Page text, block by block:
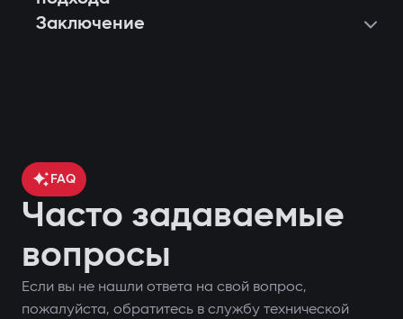
контроль местоположения
Заключение
FAQ
Часто задаваемые
вопросы
Если вы не нашли ответа на свой вопрос,
пожалуйста, обратитесь в службу технической